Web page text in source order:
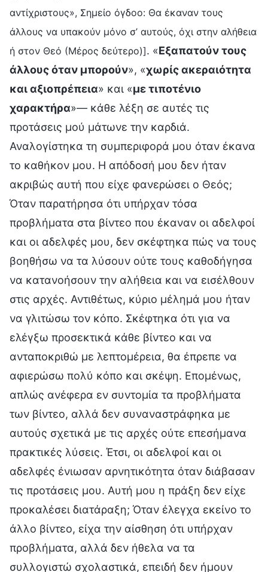
αντίχριστους», Σημείο όγδοο: Θα έκαναν τους
άλλους να υπακούν μόνο σ’ αυτούς, όχι στην αλήθεια
ή στον Θεό (Μέρος δεύτερο)]. «Εξαπατούν τους
άλλους όταν μπορούν», «χωρίς ακεραιότητα
και αξιοπρέπεια» και «με τιποτένιο
χαρακτήρα»— κάθε λέξη σε αυτές τις
προτάσεις μού μάτωνε την καρδιά.
Αναλογίστηκα τη συμπεριφορά μου όταν έκανα
το καθήκον μου. Η απόδοσή μου δεν ήταν
ακριβώς αυτή που είχε φανερώσει ο Θεός;
Όταν παρατήρησα ότι υπήρχαν τόσα
προβλήματα στα βίντεο που έκαναν οι αδελφοί
και οι αδελφές μου, δεν σκέφτηκα πώς να τους
βοηθήσω να τα λύσουν ούτε τους καθοδήγησα
να κατανοήσουν την αλήθεια και να εισέλθουν
στις αρχές. Αντιθέτως, κύριο μέλημά μου ήταν
να γλιτώσω τον κόπο. Σκέφτηκα ότι για να
ελέγξω προσεκτικά κάθε βίντεο και να
ανταποκριθώ με λεπτομέρεια, θα έπρεπε να
αφιερώσω πολύ κόπο και σκέψη. Επομένως,
απλώς ανέφερα εν συντομία τα προβλήματα
των βίντεο, αλλά δεν συναναστράφηκα με
αυτούς σχετικά με τις αρχές ούτε επεσήμανα
πρακτικές λύσεις. Έτσι, οι αδελφοί και οι
αδελφές ένιωσαν αρνητικότητα όταν διάβασαν
τις προτάσεις μου. Αυτή μου η πράξη δεν είχε
προκαλέσει διατάραξη; Όταν έλεγχα εκείνο το
άλλο βίντεο, είχα την αίσθηση ότι υπήρχαν
προβλήματα, αλλά δεν ήθελα να τα
συλλογιστώ σχολαστικά, επειδή δεν ήμουν